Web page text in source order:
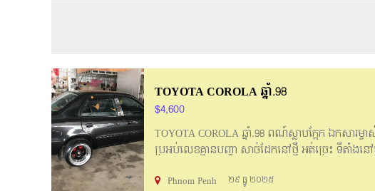
TOYOTA COROLA ឆ្នាំ.98
$4,600
TOYOTA COROLA ឆ្នាំ.98 ពណ៍ស្លាបក្អែក ឯកស
ប្រអប់លេខគ្មានបញ្ហា សាច់ដែកនៅថ្មី អត់ច្រេះ ទីតាំងនៅ
Phnom Penh ២៩ ធ្នូ ២០២៥